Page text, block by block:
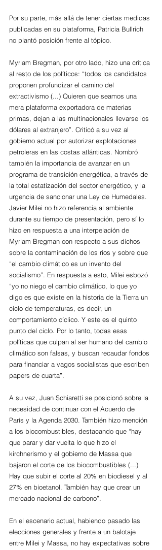
Por su parte, más allá de tener ciertas medidas
publicadas en su plataforma, Patricia Bullrich
no plantó posición frente al tópico.
Myriam Bregman, por otro lado, hizo una crítica
al resto de los políticos: “todos los candidatos
proponen profundizar el camino del
extractivismo (...) Quieren que seamos una
mera plataforma exportadora de materias
primas, dejan a las multinacionales llevarse los
dólares al extranjero”. Criticó a su vez al
gobierno actual por autorizar explotaciones
petroleras en las costas atlánticas. Nombró
también la importancia de avanzar en un
programa de transición energética, a través de
la total estatización del sector energético, y la
urgencia de sancionar una Ley de Humedales.
Javier Milei no hizo referencia al ambiente
durante su tiempo de presentación, pero sí lo
hizo en respuesta a una interpelación de
Myriam Bregman con respecto a sus dichos
sobre la contaminación de los ríos y sobre que
“el cambio climático es un invento del
socialismo”. En respuesta a esto, Milei esbozó
“yo no niego el cambio climático, lo que yo
digo es que existe en la historia de la Tierra un
ciclo de temperaturas, es decir, un
comportamiento cíclico. Y este es el quinto
punto del ciclo. Por lo tanto, todas esas
políticas que culpan al ser humano del cambio
climático son falsas, y buscan recaudar fondos
para financiar a vagos socialistas que escriben
papers de cuarta”.
A su vez, Juan Schiaretti se posicionó sobre la
necesidad de continuar con el Acuerdo de
París y la Agenda 2030. También hizo mención
a los biocombustibles, destacando que “hay
que parar y dar vuelta lo que hizo el
kirchnerismo y el gobierno de Massa que
bajaron el corte de los biocombustibles (...)
Hay que subir el corte al 20% en biodiesel y al
27% en bioetanol. También hay que crear un
mercado nacional de carbono”.
En el escenario actual, habiendo pasado las
elecciones generales y frente a un balotaje
entre Milei y Massa, no hay expectativas sobre